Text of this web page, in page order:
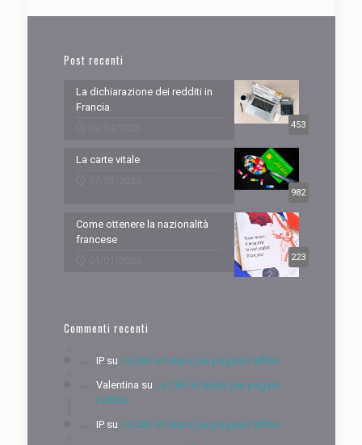
Post recenti
453
La dichiarazione dei redditi in
Francia
982
La carte vitale
223
Come ottenere la nazionalità
francese
Commenti recenti
IPsu La CAF e l’aiuto per pagare l’affitto
Valentina su La CAF e l’aiuto per pagare
l’affitto
IPsu La CAF e l’aiuto per pagare l’affitto